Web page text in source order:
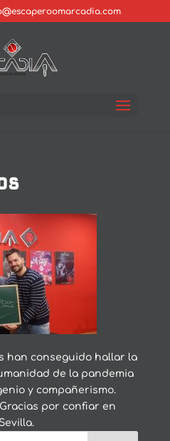
han conseguido hallar la
de la pandemia
y compañerismo.
por confiar en